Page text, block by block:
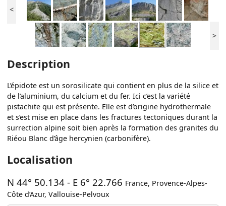
<
>
Description
L’épidote est un sorosilicate qui contient en plus de la silice et
de l’aluminium, du calcium et du fer. Ici c’est la variété
pistachite qui est présente. Elle est d’origine hydrothermale
et s’est mise en place dans les fractures tectoniques durant la
surrection alpine soit bien après la formation des granites du
Riéou Blanc d’âge hercynien (carbonifère).
Localisation
N 44° 50.134 - E 6° 22.766 France, Provence-Alpes-
Côte d’Azur,Vallouise-Pelvoux